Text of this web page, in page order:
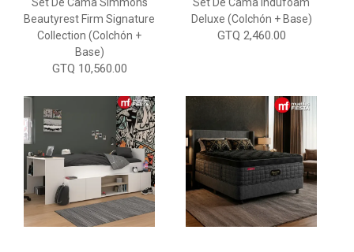
Beautyrest Firm Signature
Collection (Colchón +
Base)
GTQ 10,560.00
Deluxe (Colchón + Base)
GTQ 2,460.00